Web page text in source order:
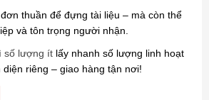
thuần để đựng tài liệu – mà còn thể
và tôn trọng người nhận.
số lượng ít lấy nhanh số lượng linh hoạt
riêng – giao hàng tận nơi!